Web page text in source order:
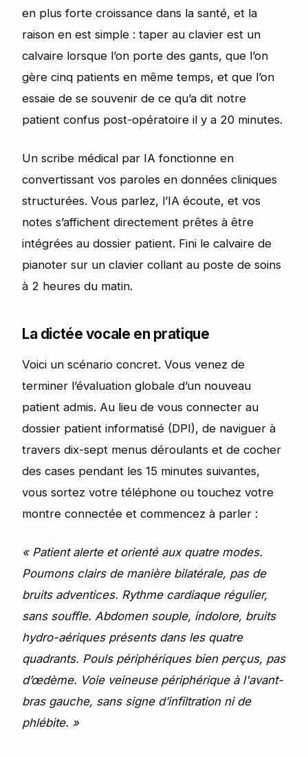
en plus forte croissance dans la santé, et la
raison en est simple : taper au clavier est un
calvaire lorsque l’on porte des gants, que l’on
gère cinq patients en même temps, et que l’on
essaie de se souvenir de ce qu’a dit notre
patient confus post-opératoire il y a 20 minutes.
Un scribe médical par IA fonctionne en
convertissant vos paroles en données cliniques
structurées. Vous parlez, l’IA écoute, et vos
notes s’affichent directement prêtes à être
intégrées au dossier patient. Fini le calvaire de
pianoter sur un clavier collant au poste de soins
à 2 heures du matin.
La dictée vocale en pratique
Voici un scénario concret. Vous venez de
terminer l’évaluation globale d’un nouveau
patient admis. Au lieu de vous connecter au
dossier patient informatisé (DPI), de naviguer à
travers dix-sept menus déroulants et de cocher
des cases pendant les 15 minutes suivantes,
vous sortez votre téléphone ou touchez votre
montre connectée et commencez à parler :
« Patient alerte et orienté aux quatre modes.
Poumons clairs de manière bilatérale, pas de
bruits adventices. Rythme cardiaque régulier,
sans souffle. Abdomen souple, indolore, bruits
hydro-aériques présents dans les quatre
quadrants. Pouls périphériques bien perçus, pas
d’œdème. Voie veineuse périphérique à l'avant-
bras gauche, sans signe d’infiltration ni de
phlébite. »